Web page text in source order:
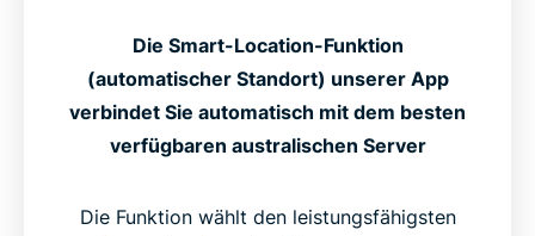
Die Smart-Location-Funktion
(automatischer Standort) unserer App
verbindet Sie automatisch mit dem besten
verfügbaren australischen Server
Die Funktion wählt den leistungsfähigsten